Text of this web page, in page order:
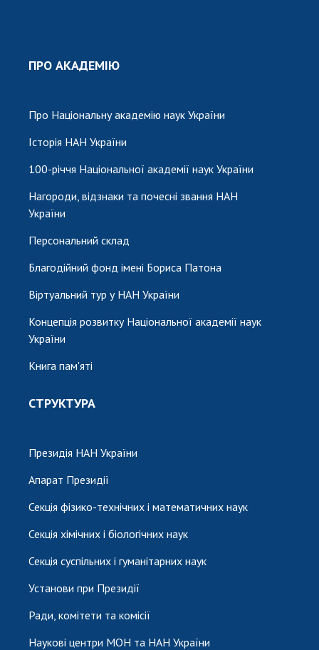
ПРО АКАДЕМІЮ
Про Національну академію наук України
Історія НАН України
100-річчя Національної академії наук України
Нагороди, відзнаки та почесні звання НАН
України
Персональний склад
Благодійний фонд імені Бориса Патона
Віртуальний тур у НАН України
Концепція розвитку Національної академії наук
України
Книга пам'яті
СТРУКТУРА
Президія НАН України
Апарат Президії
Секція фізико-технічних і математичних наук
Секція хімічних і біологічних наук
Секція суспільних і гуманітарних наук
Установи при Президії
Ради, комітети та комісії
Наукові центри МОН та НАН України